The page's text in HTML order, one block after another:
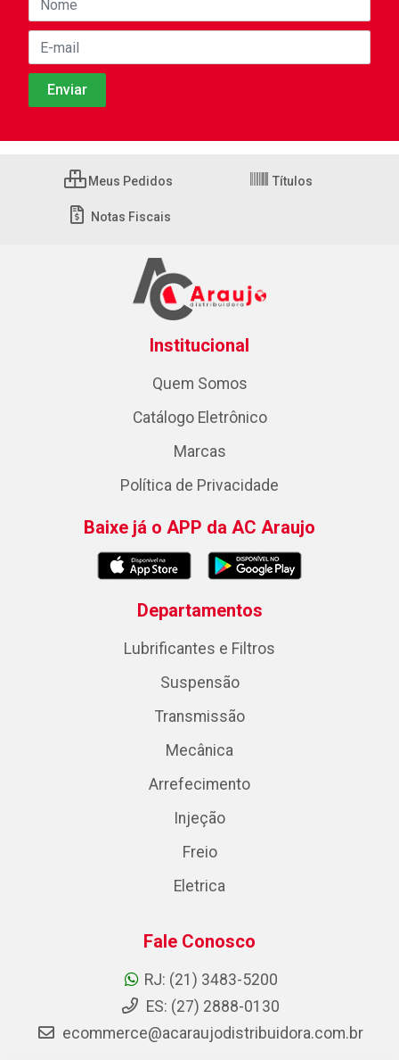
Meus Pedidos Títulos
Notas Fiscais
Institucional
Quem Somos
Catálogo Eletrônico
Marcas
Política de Privacidade
Baixe já o APP da AC Araujo
Departamentos
Lubrificantes e Filtros
Suspensão
Transmissão
Mecânica
Arrefecimento
Injeção
Freio
Eletrica
Fale Conosco
RJ: (21) 3483-5200
ES: (27) 2888-0130
ecommerce@acaraujodistribuidora.com.br